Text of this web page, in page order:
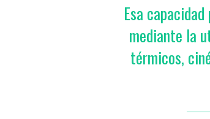
Esa
mediante la
térmicos,